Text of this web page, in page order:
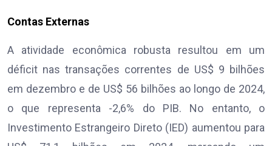
Contas Externas
A atividade econômica robusta resultou em um
déficit nas transações correntes de US$ 9 bilhões
em dezembro e de US$ 56 bilhões ao longo de 2024,
o que representa -2,6% do PIB. No entanto, o
Investimento Estrangeiro Direto (IED) aumentou para